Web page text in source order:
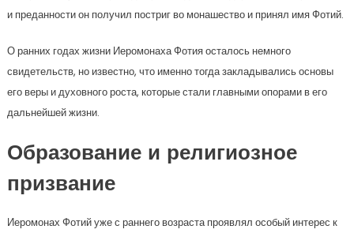
и преданности он получил постриг во монашество и принял имя Фотий.
О ранних годах жизни Иеромонаха Фотия осталось немного
свидетельств, но известно, что именно тогда закладывались основы
его веры и духовного роста, которые стали главными опорами в его
дальнейшей жизни.
Образование и религиозное
призвание
Иеромонах Фотий уже с раннего возраста проявлял особый интерес к